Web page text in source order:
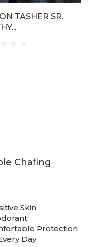
TASHER SR.
Chafing
Skin
Protection
Day